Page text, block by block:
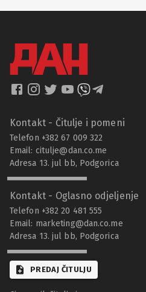
Kontakt - Čitulje i pomeni
Telefon +382 67 009 322
Email: citulje@dan.co.me
Adresa 13. jul bb, Podgorica
Kontakt - Oglasno odjeljenje
Telefon +382 20 481 555
Email: marketing@dan.co.me
Adresa 13. jul bb, Podgorica
PREDAJ ČITULJU